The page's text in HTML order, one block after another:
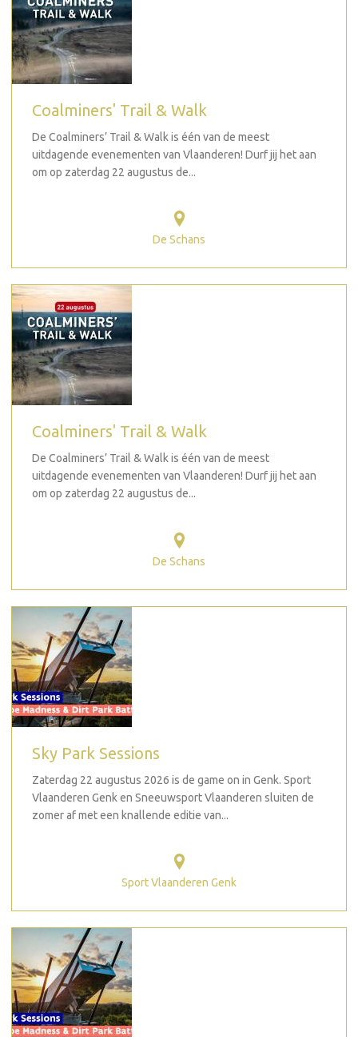
Coalminers' Trail & Walk
De Coalminers’ Trail & Walk is één van de meest
uitdagende evenementen van Vlaanderen! Durf jij het aan
om op zaterdag 22 augustus de...
De Schans
Coalminers' Trail & Walk
De Coalminers’ Trail & Walk is één van de meest
uitdagende evenementen van Vlaanderen! Durf jij het aan
om op zaterdag 22 augustus de...
De Schans
Sky Park Sessions
Zaterdag 22 augustus 2026 is de game on in Genk. Sport
Vlaanderen Genk en Sneeuwsport Vlaanderen sluiten de
zomer af met een knallende editie van...
Sport Vlaanderen Genk